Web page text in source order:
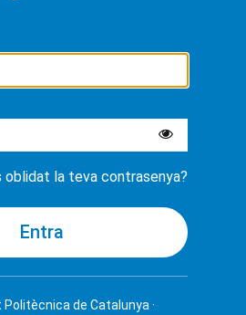
oblidat la teva contrasenya?
de Catalunya ·